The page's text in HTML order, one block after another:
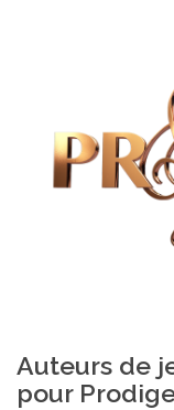
Auteurs de
pour